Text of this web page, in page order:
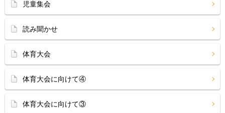
児童集会
読み聞かせ
体育大会
体育大会に向けて④
体育大会に向けて③